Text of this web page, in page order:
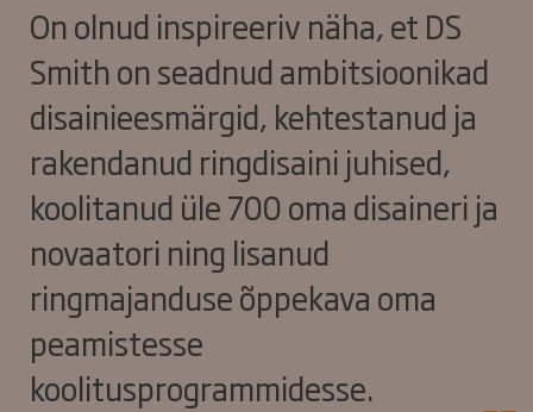
On olnud inspireeriv näha, et DS
Smith on seadnud ambitsioonikad
disainieesmärgid, kehtestanud ja
rakendanud ringdisaini juhised,
koolitanud üle 700 oma disaineri ja
novaatori ning lisanud
ringmajanduse õppekava oma
peamistesse
koolitusprogrammidesse.